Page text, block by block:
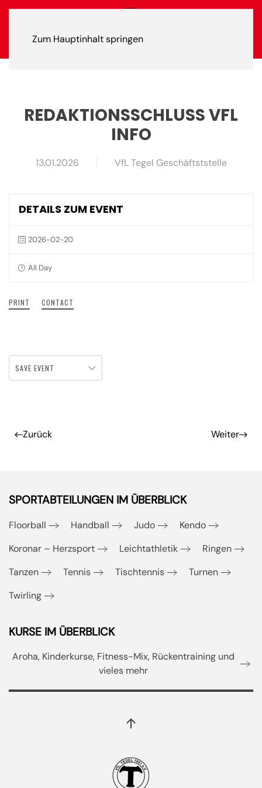
Zum Hauptinhalt springen
REDAKTIONSSCHLUSS VFL
INFO
13.01.2026 VfL Tegel Geschäftststelle
DETAILS ZUM EVENT
2026-02-20
All Day
PRINT CONTACT
SAVE EVENT
Zurück Weiter
SPORTABTEILUNGEN IM ÜBERBLICK
Floorball Handball Judo
Kendo
Koronar – Herzsport
Leichtathletik
Ringen
Tanzen
Tennis Tischtennis
Turnen
Twirling
KURSE IM ÜBERBLICK
Aroha, Kinderkurse, Fitness-Mix, Rückentraining und
vieles mehr